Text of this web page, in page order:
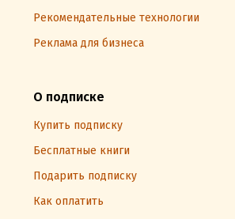
Рекомендательные технологии
Реклама для бизнеса
О подписке
Купить подписку
Бесплатные книги
Подарить подписку
Как оплатить